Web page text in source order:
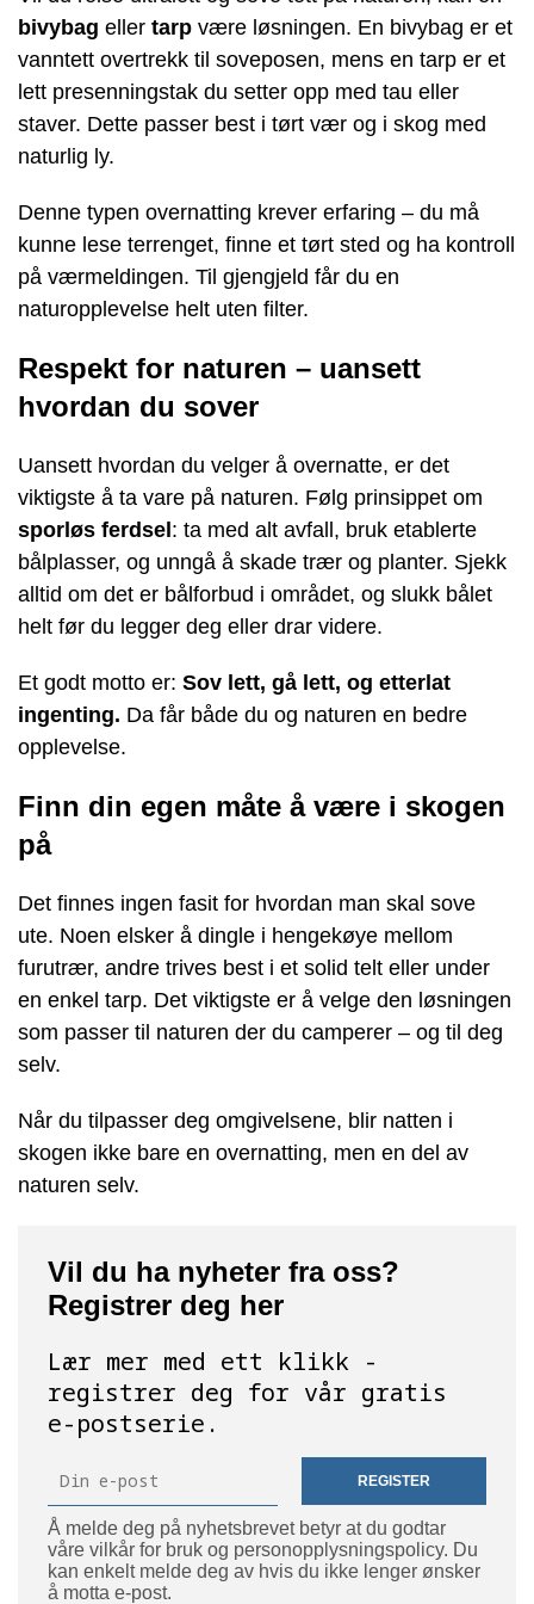
bivybag eller tarp være løsningen. En bivybag er et
vanntett overtrekk til soveposen, mens en tarp er et
lett presenningstak du setter opp med tau eller
staver. Dette passer best i tørt vær og i skog med
naturlig ly.
Denne typen overnatting krever erfaring – du må
kunne lese terrenget, finne et tørt sted og ha kontroll
på værmeldingen. Til gjengjeld får du en
naturopplevelse helt uten filter.
Respekt for naturen – uansett
hvordan du sover
Uansett hvordan du velger å overnatte, er det
viktigste å ta vare på naturen. Følg prinsippet om
sporløs ferdsel: ta med alt avfall, bruk etablerte
bålplasser, og unngå å skade trær og planter. Sjekk
alltid om det er bålforbud i området, og slukk bålet
helt før du legger deg eller drar videre.
Et godt motto er: Sov lett, gå lett, og etterlat
ingenting. Da får både du og naturen en bedre
opplevelse.
Finn din egen måte å være i skogen
på
Det finnes ingen fasit for hvordan man skal sove
ute. Noen elsker å dingle i hengekøye mellom
furutrær, andre trives best i et solid telt eller under
en enkel tarp. Det viktigste er å velge den løsningen
som passer til naturen der du camperer – og til deg
selv.
Når du tilpasser deg omgivelsene, blir natten i
skogen ikke bare en overnatting, men en del av
naturen selv.
Vil du ha nyheter fra oss?
Registrer deg her
Lær mer med ett klikk -
registrer deg for vår gratis
e-postserie.
REGISTER
Å melde deg på nyhetsbrevet betyr at du godtar
våre vilkår for bruk og personopplysningspolicy. Du
kan enkelt melde deg av hvis du ikke lenger ønsker
å motta e-post.